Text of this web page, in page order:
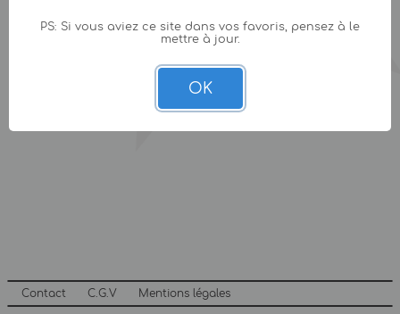
Contact C.G.V Mentions légales
PS: Si vous aviez ce site dans vos favoris, pensez à le
mettre à jour.
OK